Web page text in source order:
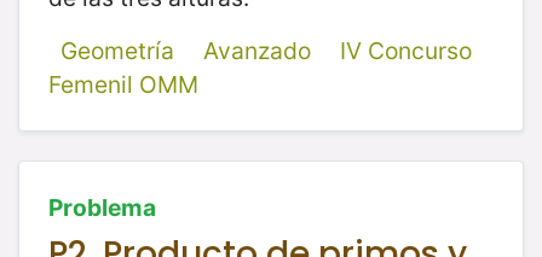
Geometría
Avanzado
IV Concurso
Femenil OMM
Problema